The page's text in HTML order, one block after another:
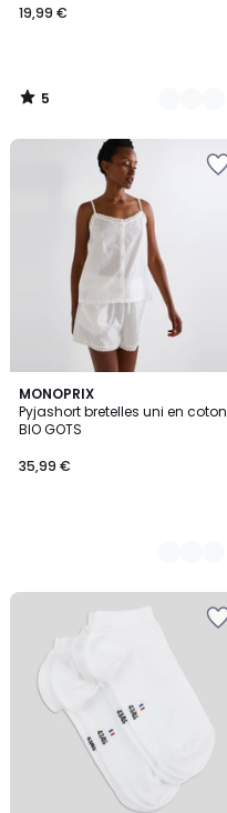
19,99 €
5
/
MONOPRIX
Pyjashort bretelles uni en coton
BIO GOTS
35,99 €
3
Couleurs